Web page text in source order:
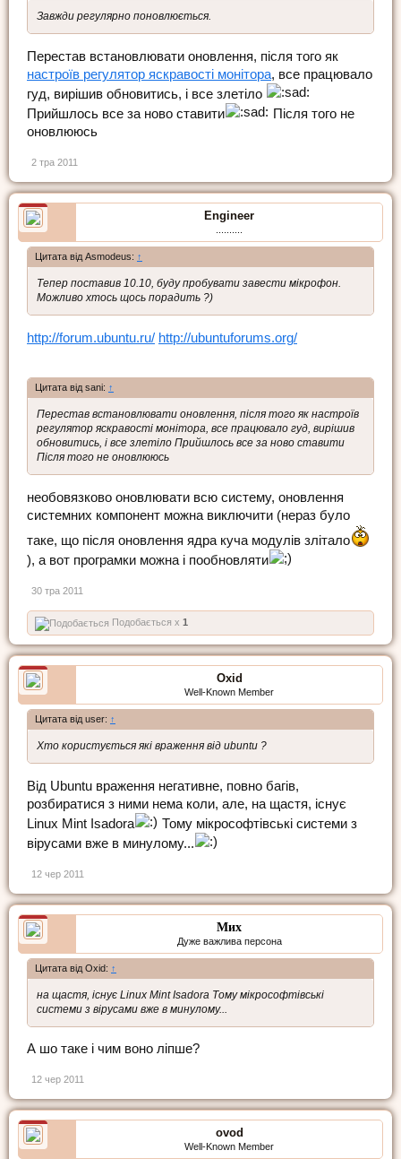
Завжди регулярно поновлюється.
Перестав встановлювати оновлення, після того як
настроїв регулятор яскравості монітора, все працювало
гуд, вирішив обновитись, і все злетіло
Прийшлось все за ново ставити
Після того не
оновлююсь
2 тра 2011
Engineer
Цитата від Asmodeus: ↑
Тепер поставив 10.10, буду пробувати завести мікрофон.
Можливо хтось щось порадить ?)
http://forum.ubuntu.ru/ http://ubuntuforums.org/
Цитата від sani: ↑
Перестав встановлювати оновлення, після того як настроїв
регулятор яскравості монітора, все працювало гуд, вирішив
обновитись, і все злетіло Прийшлось все за ново ставити
Після того не оновлююсь
необовязково оновлювати всю систему, оновлення
системних компонент можна виключити (нераз було
таке, що після оновлення ядра куча модулів злітало
), а вот програмки можна і пообновляти
30 тра 2011
Подобається x 1
Oxid
Well-Known Member
Цитата від user: ↑
Хто користується які враження від ubuntu ?
Від Ubuntu враження негативне, повно багів,
розбиратися з ними нема коли, але, на щастя, існує
Linux Mint Isadora
Тому мікрософтівські системи з
вірусами вже в минулому...
12 чер 2011
Мих
Дуже важлива персона
Цитата від Oxid: ↑
на щастя, існує Linux Mint Isadora Тому мікрософтівські
системи з вірусами вже в минулому...
А шо таке і чим воно ліпше?
12 чер 2011
ovod
Well-Known Member